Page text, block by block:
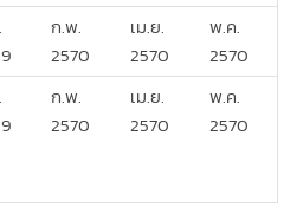
ก.พ.
2570
เม.ย.
2570
พ.ค.
2570
ก.พ.
2570
เม.ย.
2570
พ.ค.
2570